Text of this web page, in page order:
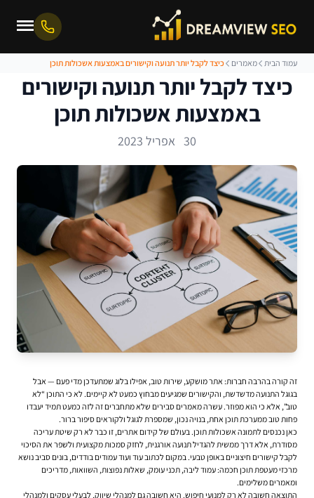
עמוד הבית מאמרים כיצד לקבל יותר תנועה וקישורים באמצעות אשכולות תוכן
כיצד לקבל יותר תנועה וקישורים
באמצעות אשכולות תוכן
30 אפריל 2023
זה קורה בהרבה חברות: אתר מושקע, שירות טוב, אפילו בלוג שמתעדכן מדי פעם — אבל
בגוגל התנועה מדשדשת, והקישורים שמגיעים מבחוץ כמעט לא קיימים. לא כי התוכן “לא
טוב”, אלא כי הוא מפוזר. עשרה מאמרים סבירים שלא מתחברים זה לזה כמעט תמיד יעבדו
פחות טוב ממערכת תוכן אחת, בנויה נכון, שמספרת לגוגל ולקוראים סיפור ברור.
כאן נכנסים לתמונה אשכולות תוכן. בעולם של קידום אתרים, זו כבר לא רק שיטת עריכה
מסודרת, אלא דרך ממשית להגדיל תנועה אורגנית, לחזק סמכות מקצועית ולשפר את הסיכוי
לקבל קישורים חיצוניים באופן טבעי. במקום לכתוב עוד ועוד עמודים בודדים, בונים סביב נושא
מרכזי מעטפת תוכן חכמה: עמוד ליבה, תכני עומק, שאלות נפוצות, השוואות, מדריכים
ומאמרים משלימים.
התוצאה חשובה לא רק למנועי חיפוש. היא חשובה גם למנהלי שיווק, לבעלי עסקים ולמנהלי